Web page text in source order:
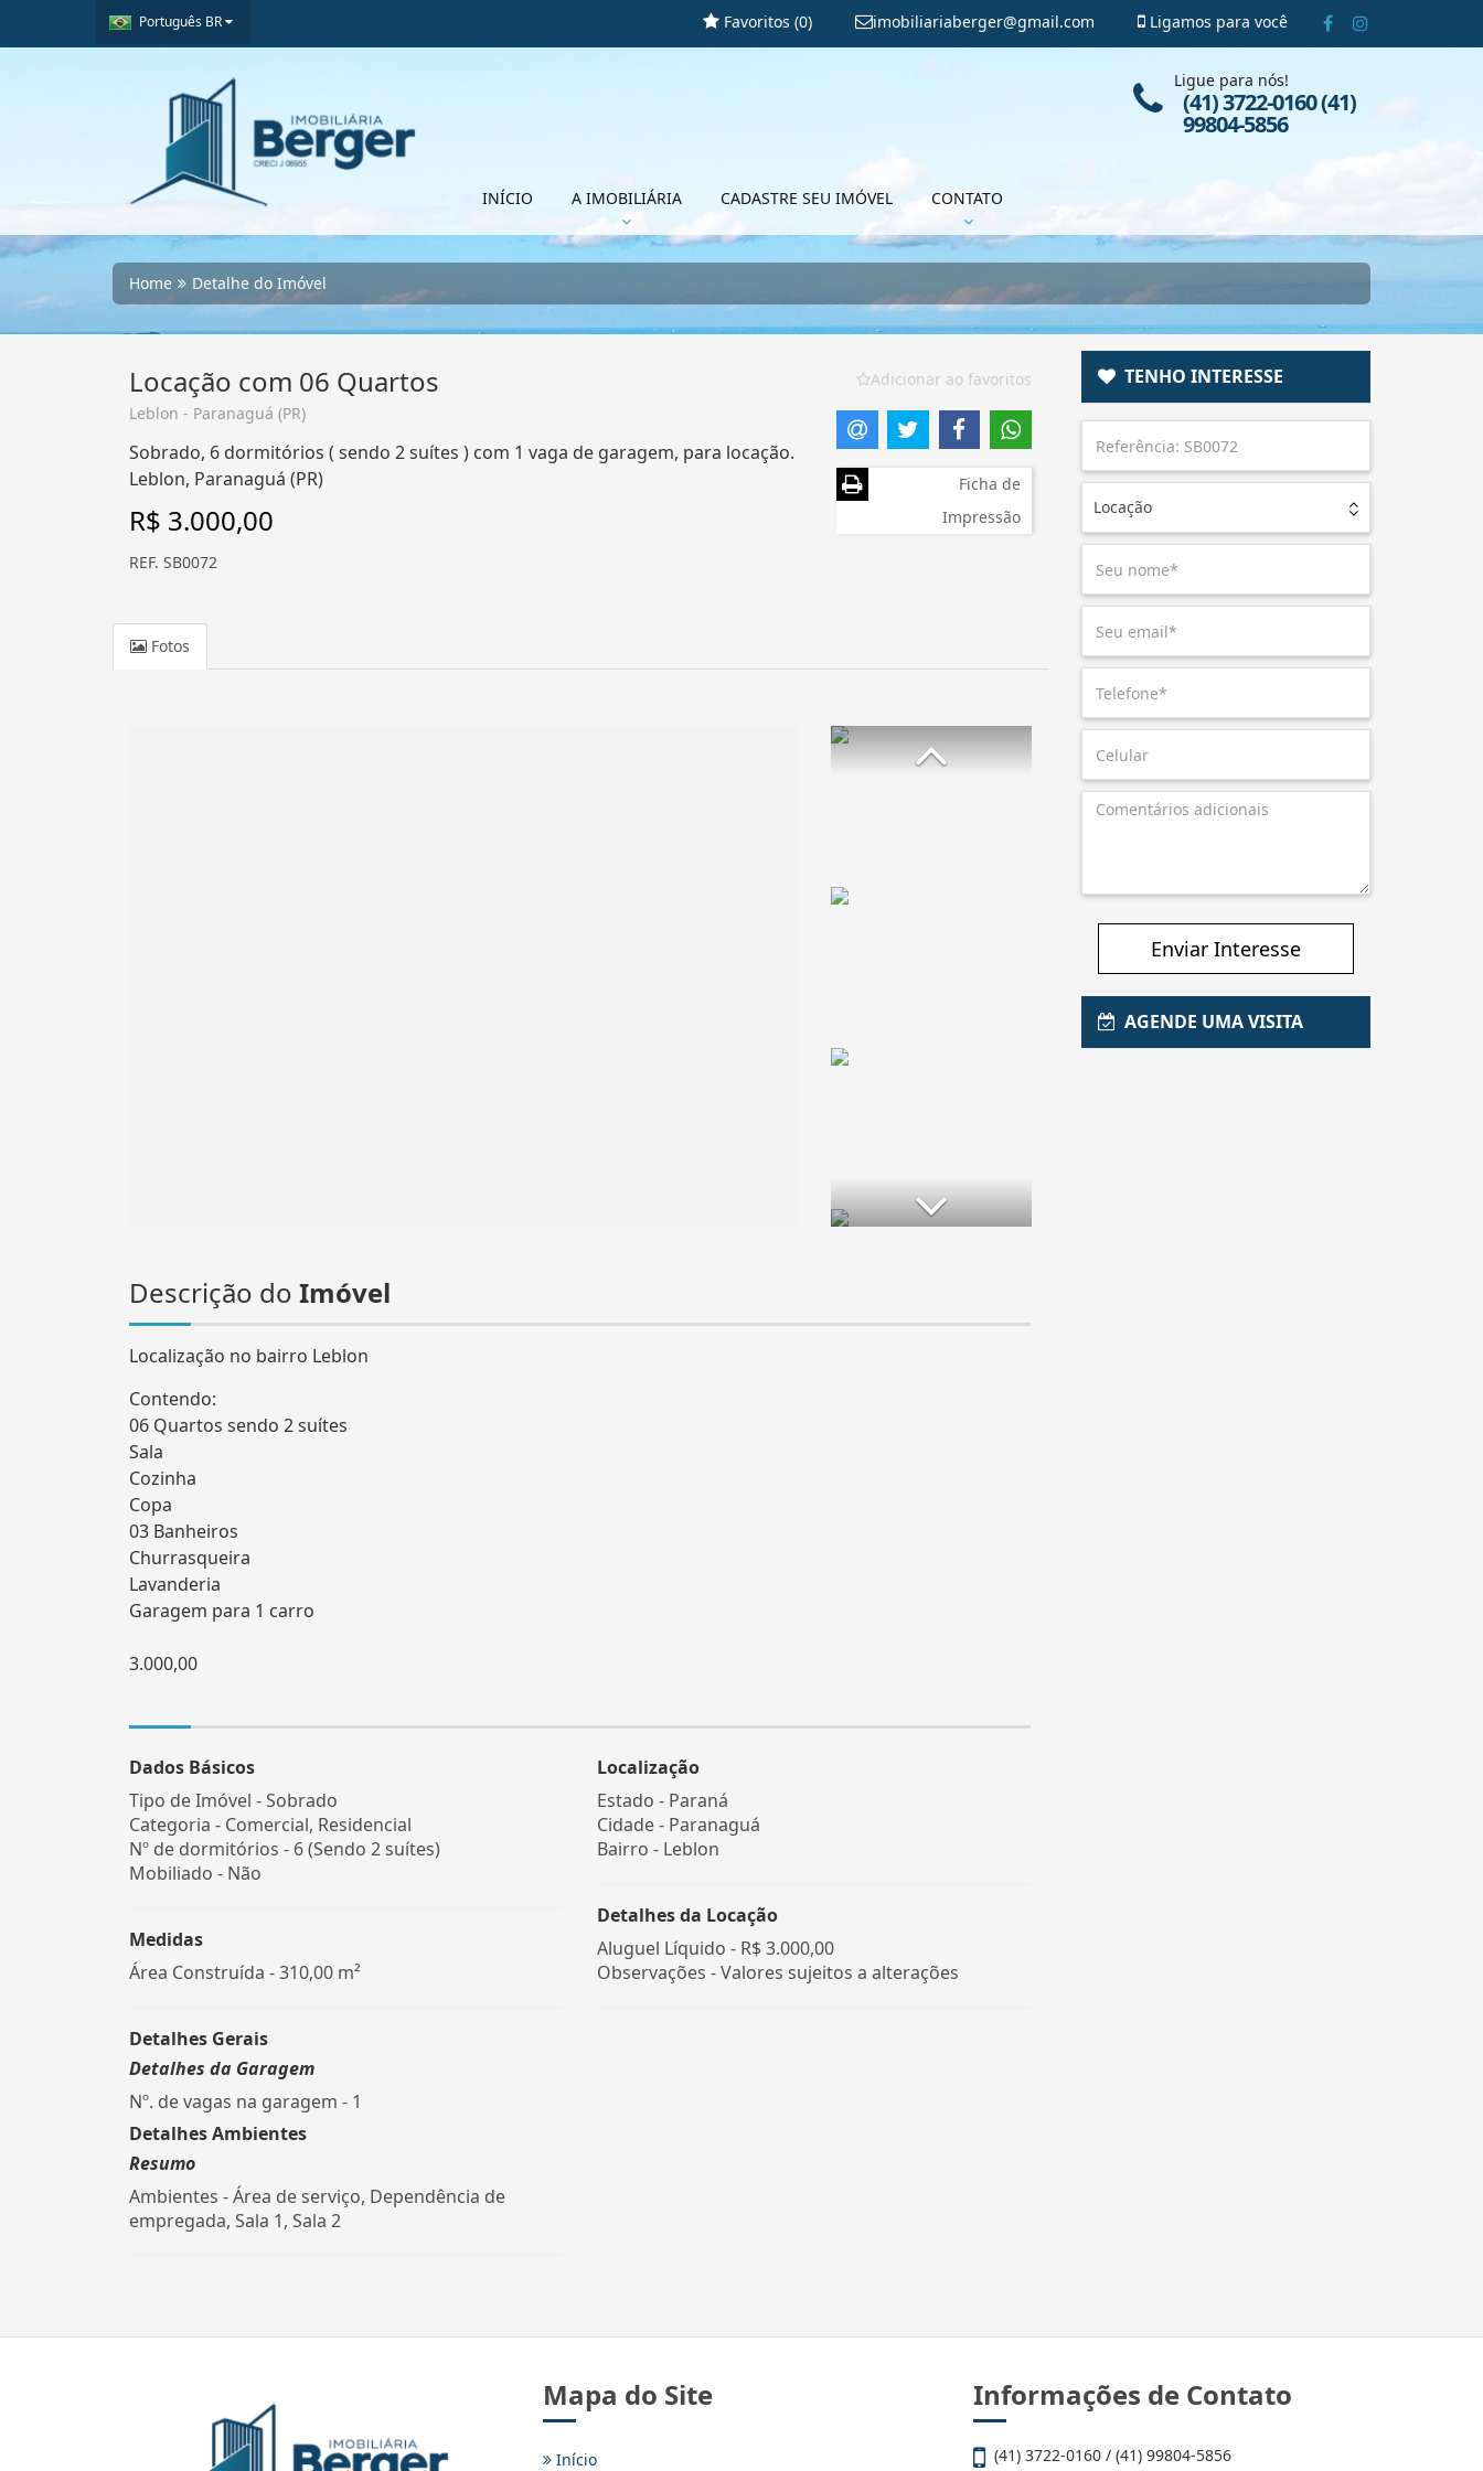
Português BR Ligamos para você
imobiliariaberger@gmail.com
Favoritos (0)
INÍCIO A IMOBILIÁRIA CADASTRE SEU IMÓVEL CONTATO
Ligue para nós!
(41) 3722-0160 (41)
99804-5856
Home Detalhe do Imóvel
Locação com 06 Quartos
Leblon - Paranaguá (PR)
Sobrado, 6 dormitórios ( sendo 2 suítes ) com 1 vaga de garagem, para locação.
Leblon, Paranaguá (PR)
R$ 3.000,00
REF. SB0072
Adicionar ao favoritos
Ficha de
Impressão
Fotos
Descrição do Imóvel
Localização no bairro Leblon
Contendo:
06 Quartos sendo 2 suítes
Sala
Cozinha
Copa
03 Banheiros
Churrasqueira
Lavanderia
Garagem para 1 carro
3.000,00
Dados Básicos
Tipo de Imóvel - Sobrado
Categoria - Comercial, Residencial
Nº de dormitórios - 6 (Sendo 2 suítes)
Mobiliado - Não
Medidas
Área Construída - 310,00 m²
Detalhes Gerais
Detalhes da Garagem
Nº. de vagas na garagem - 1
Detalhes Ambientes
Resumo
Ambientes - Área de serviço, Dependência de
empregada, Sala 1, Sala 2
Localização
Estado - Paraná
Cidade - Paranaguá
Bairro - Leblon
Detalhes da Locação
Aluguel Líquido - R$ 3.000,00
Observações - Valores sujeitos a alterações
TENHO INTERESSE
Locação
Enviar Interesse
AGENDE UMA VISITA
Mapa do Site
Início
Informações de Contato
(41) 3722-0160 / (41) 99804-5856